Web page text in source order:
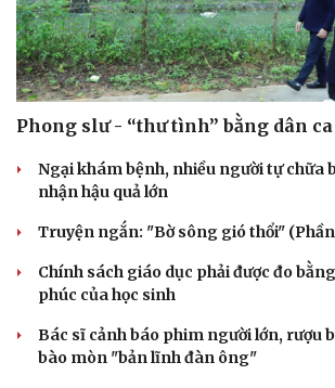
Phong slư - “thư tình” bằng dân
Ngại khám bệnh, nhiều người tự chữa
nhận hậu quả lớn
Truyện ngắn: "Bờ sông gió thổi"
Chính sách giáo dục phải được đo
phúc của học sinh
Bác sĩ cảnh báo phim người lớn, rượu
bào mòn "bản lĩnh đàn ông"